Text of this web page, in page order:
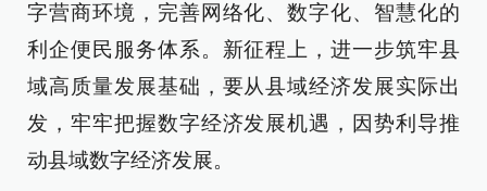
字营商环境，完善网络化、数字化、智慧化的
利企便民服务体系。新征程上，进一步筑牢县
域高质量发展基础，要从县域经济发展实际出
发，牢牢把握数字经济发展机遇，因势利导推
动县域数字经济发展。